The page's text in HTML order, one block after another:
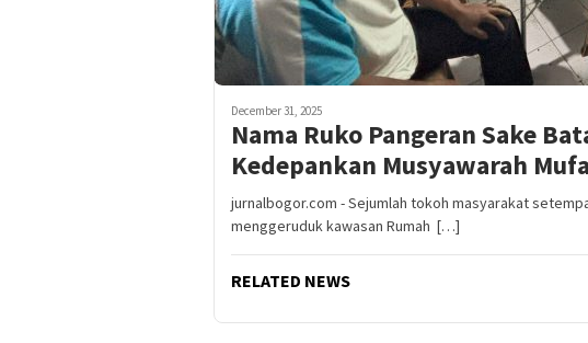
December 31, 2025
Nama Ruko Pangeran Sake
Kedepankan Musyawarah
jurnalbogor.com - Sejumlah tokoh masyarakat
menggeruduk kawasan Rumah […]
RELATED NEWS